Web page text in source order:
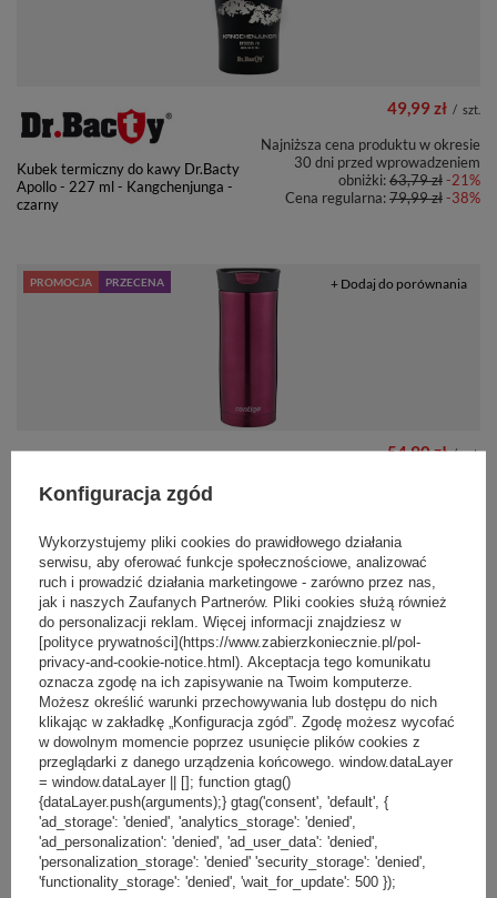
Kubek termiczny do kawy Dr.Bacty
Apollo - 227 ml - Kangchenjunga -
czarny
49,99 zł / szt.
Najniższa cena produktu w okresie
30 dni przed wprowadzeniem
obniżki:63,79 zł-21%
Cena regularna:79,99 zł-38%
PROMOCJA PRZECENA
54,90 zł / szt.
Cena regularna:119,99 zł
+ Dodaj do porównania
PROMOCJA PRZECENA
Kubek termiczny na kawę Contigo
Huron 470ml - Gunmetal
Najniższa cena produktu w okresie
30 dni przed wprowadzeniem
obniżki:
Cena regularna:119,99 zł
+ Dodaj do porównania
Konfiguracja zgód
Wykorzystujemy pliki cookies do prawidłowego działania
serwisu, aby oferować funkcje społecznościowe, analizować
ruch i prowadzić działania marketingowe - zarówno przez nas,
jak i naszych Zaufanych Partnerów. Pliki cookies służą również
do personalizacji reklam. Więcej informacji znajdziesz w
[polityce prywatności](https://www.zabierzkoniecznie.pl/pol-
privacy-and-cookie-notice.html). Akceptacja tego komunikatu
oznacza zgodę na ich zapisywanie na Twoim komputerze.
Możesz określić warunki przechowywania lub dostępu do nich
klikając w zakładkę „Konfiguracja zgód”. Zgodę możesz wycofać
w dowolnym momencie poprzez usunięcie plików cookies z
przeglądarki z danego urządzenia końcowego. window.dataLayer
= window.dataLayer || []; function gtag()
{dataLayer.push(arguments);} gtag('consent', 'default', {
'ad_storage': 'denied', 'analytics_storage': 'denied',
'ad_personalization': 'denied', 'ad_user_data': 'denied',
'personalization_storage': 'denied' 'security_storage': 'denied',
'functionality_storage': 'denied', 'wait_for_update': 500 });